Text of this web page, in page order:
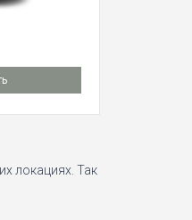
локациях. Так